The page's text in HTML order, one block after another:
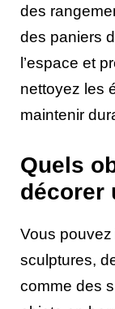
des
des paniers
l’espace et
nettoyez les
maintenir
Quels
décorer
Vous
sculptures,
comme des